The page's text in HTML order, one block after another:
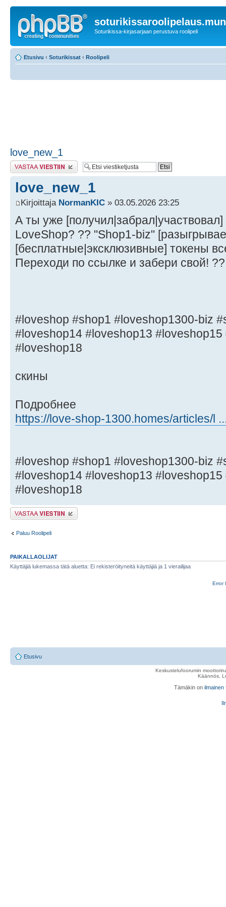
Soturikissa-kirjasarjaan perustuva roolipeli
Etusivu ‹ Soturikissat ‹ Roolipeli
love_new_1
Lähetä vastaus
love_new_1
Kirjoittaja NormanKIC » 03.05.2026 23:25
А ты уже
LoveShop? ?? "Shop1-biz"
[бесплатные|эксклюзивные] токены
Переходи по ссылке и забери свой! ??
#loveshop #shop1 #loveshop1300-biz
#loveshop14 #loveshop13
#loveshop18
скины
Подробнее
https://love-shop-1300.homes/articles/l
#loveshop #shop1 #loveshop1300-biz
#loveshop14 #loveshop13
#loveshop18
Lähetä vastaus
Paluu Roolipeli
PAIKALLAOLIJAT
Käyttäjiä lukemassa tätä aluetta: Ei rekisteröityneitä käyttäjiä ja 1 vierailijaa
Error
Etusivu
Keskustelufoorumin
Käännös,
Tämäkin on ilmainen